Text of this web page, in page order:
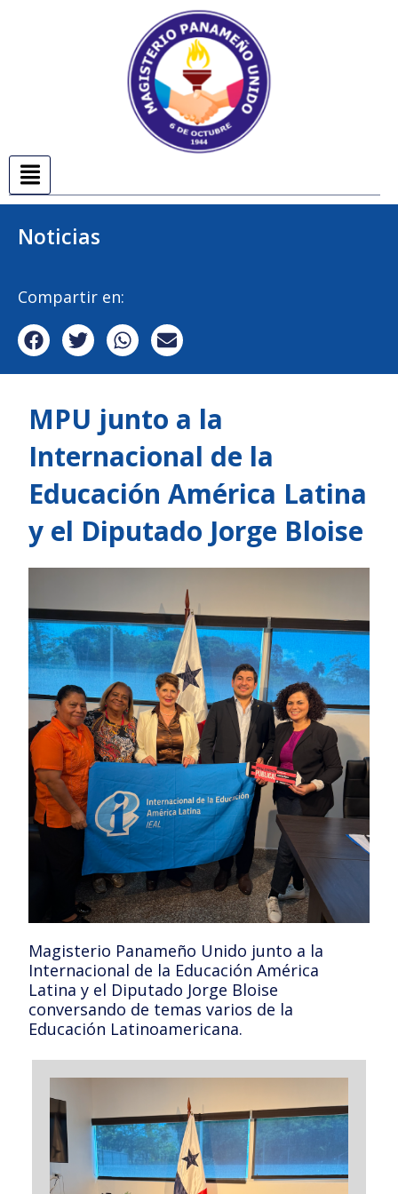
Noticias
Compartir en:
MPU junto a la
Internacional de la
Educación América Latina
y el Diputado Jorge Bloise
Magisterio Panameño Unido junto a la
Internacional de la Educación América
Latina y el Diputado Jorge Bloise
conversando de temas varios de la
Educación Latinoamericana.